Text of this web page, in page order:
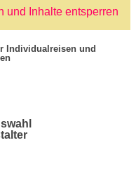
und Inhalte entsperren
Individualreisen und